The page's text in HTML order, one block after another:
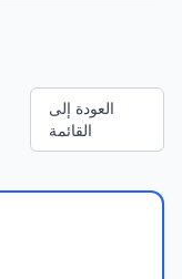
العودة إلى
القائمة